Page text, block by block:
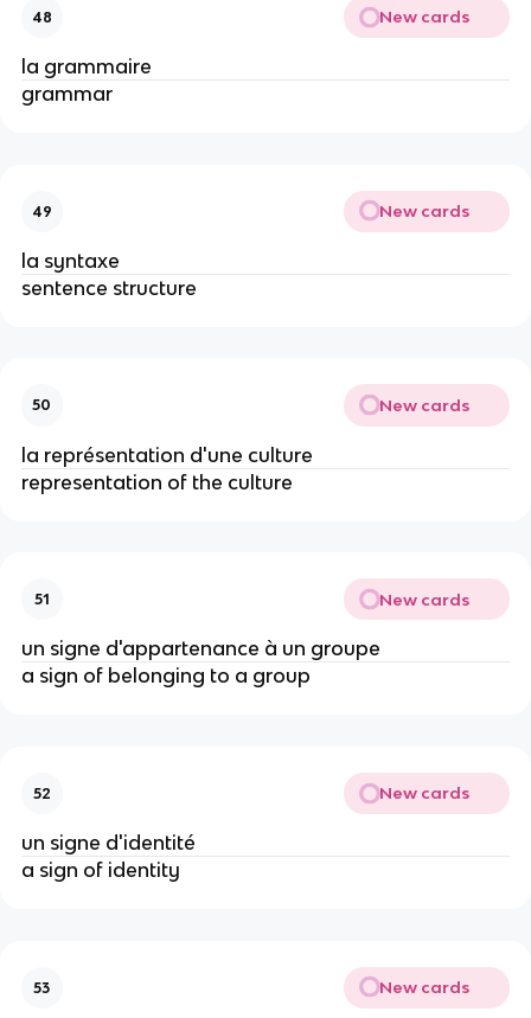
48 New cards
la grammaire
grammar
49 New cards
la syntaxe
sentence structure
50 New cards
la représentation d'une culture
representation of the culture
51 New cards
un signe d'appartenance à un groupe
a sign of belonging to a group
52 New cards
un signe d'identité
a sign of identity
53 New cards